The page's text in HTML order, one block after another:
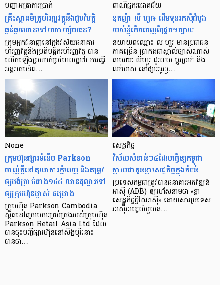
បញ្ហា​អត្រា​ការប្រាក់
គ្រឹះស្ថាន​មីក្រូ​ហិរញ្ញវត្ថុ​នឹង​ជួប​វិបត្តិ​
ធ្ងន់ធ្ងរ​ឈាន​ទៅ​រក​ការ​ក្ស័យធន?
ក្រុម​អ្នក​ជំនាញ​នៅ​ក្នុង​វិស័យ​ធនាគារ
ហិរញ្ញវត្ថុ​និង​ប្រតិបត្តិករ​ហិរញ្ញ​វត្ថុ បាន​​
លើក​ឡើង​ប្រហាក់​ប្រហែល​គ្នា​ថា ការ​ធ្វើ​
អន្តរាគមន៍​ព…
ពាណិជ្ជករជោគជ័យ
ឧកញ៉ា លី ហួរ៖ ដើមទុនរកស៊ីដំបូង
របស់ខ្ញុំកើតចេញពីជ្រូក១ក្បាល
និយាយ​ពី​ឈ្មោះ លី ហួរ មាន​ប្រជាជន​
ភាគ​ច្រើន ប្រាកដ​ជា​ស្គាល់​ច្បាស់​ណាស់
តាមរយៈ លីហួរ ដូរ​លុយ ប្តូរ​បា្រក់ និង​
លក់​មាស នៅ​ផ្សារ​អូរ​ឫ…
None
ក្រុមហ៊ុនផ្សារទំនើប Parkson
ចាញ់ក្ដីនៅតុលាការភ្នំពេញ និងតម្រូវ
ឲ្យបង់ប្រាក់ជាង១៤៤ លានដុល្លារទៅ
ឲ្យក្រុមហ៊ុនម្ចាស់ គម្រោង
ក្រុមហ៊ុន Parkson Cambodia
ស្ថិតនៅក្រោមការគ្រប់គ្រងរបស់ក្រុមហ៊ុន
Parkson Retail Asia Ltd ដែល
បានចុះបញ្ចីផ្សារហ៊ុននៅសិង្ហបុរីនោះ
បានចា…
សេដ្ឋកិច្ច​
វិស័យ​សំខាន់ៗ​៤​ដែល​ធ្វើ​ឲ្យ​កម្ពុជា​
ក្លាយ​ជា​កូន​ខ្លា​សេដ្ឋកិច្ច​ក្នុង​តំបន់
ប្រទេស​កម្ពុជា​ត្រូវ​បាន​ធនាគារ​អភិវឌ្ឍន៍​
អាស៊ី (ADB) ឲ្យ​រហ័ស​នាមថា «ខ្លា​
សេដ្ឋកិច្ច​ថ្មី​នៃ​អាស៊ី» ដោយសារ​ប្រទេស​
អាស៊ី​អាគ្នេយ៍​មួយ​ន…